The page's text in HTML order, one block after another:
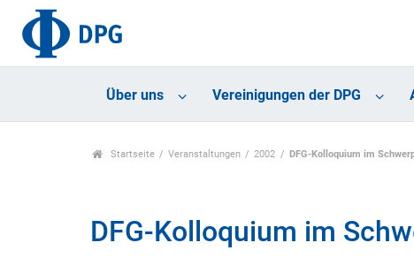
Über uns Vereinigungen der DPG
Startseite Veranstaltungen 2002 DFG-Kolloquium im
DFG-Kolloquium im